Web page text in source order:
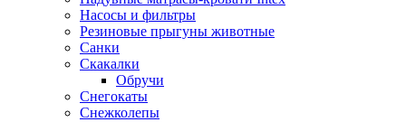
Насосы и фильтры
Резиновые прыгуны животные
Санки
Скакалки
Обручи
Снегокаты
Снежколепы